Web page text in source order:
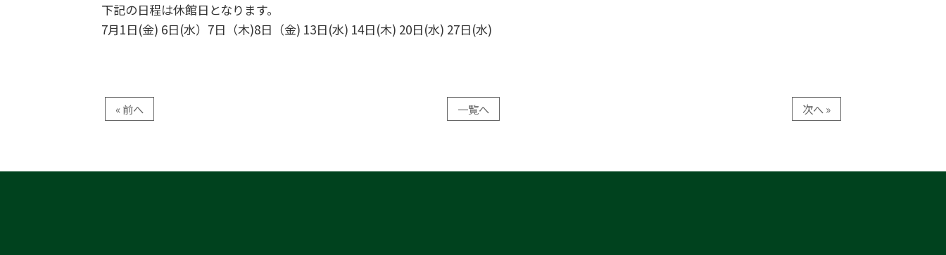
下記の日程は休館日となります。
7月1日(金) 6日(水）7日（木)8日（金) 13日(水) 14日(木) 20日(水) 27日(水)
« 前へ 一覧へ 次へ »